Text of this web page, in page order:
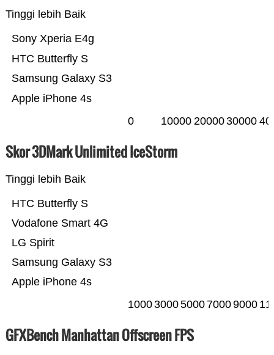
Tinggi lebih Baik
Apple iPhone 4s
Samsung Galaxy S3
HTC Butterfly S
Sony Xperia E4g
0 10000 2000030000
Skor 3DMark Unlimited IceStorm
Tinggi lebih Baik
Apple iPhone 4s
Samsung Galaxy S3
LG Spirit
Vodafone Smart 4G
HTC Butterfly S
100030005000 70009000
GFXBench Manhattan Offscreen FPS